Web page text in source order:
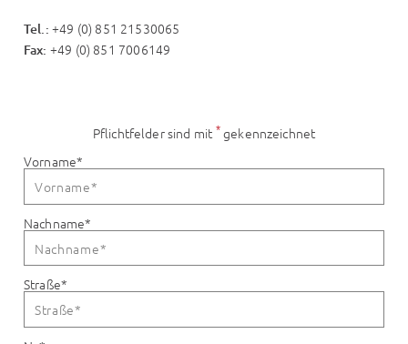
Tel.: +49 (0) 851 21530065
Fax: +49 (0) 851 7006149
Pflichtfelder sind mit *gekennzeichnet
Vorname*
Nachname*
Straße*